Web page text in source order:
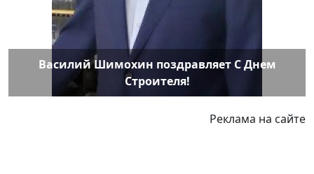
Василий Шимохин поздравляет С Днем
Строителя!
Реклама на сайте